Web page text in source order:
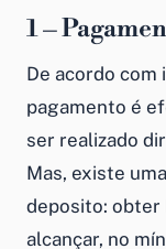
1 –
De acordo
pagamento é
ser realizado
Mas, existe
deposito: obter
alcançar, no